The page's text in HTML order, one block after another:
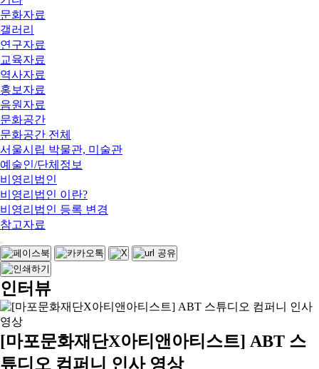
문화자료
갤러리
연구자료
교육자료
역사자료
홍보자료
음원자료
문화공간
문화공간 전체
서울시립 박물관, 미술관
예술인/단체정보
비영리법인
비영리법인 이란?
비영리법인 등록 변경
참고자료
인터뷰
[마포문화재단X아티앤아티스트] ABT 스
튜디오 컴퍼니 인사 영상